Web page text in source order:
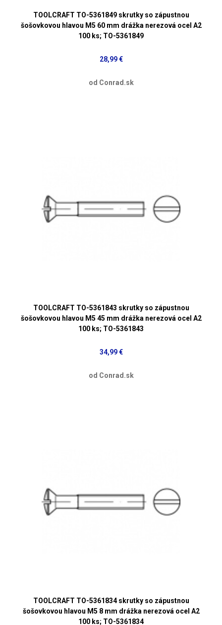
TOOLCRAFT TO-5361849 skrutky so zápustnou
šošovkovou hlavou M5 60 mm drážka nerezová ocel A2
100 ks; TO-5361849
28,99 €
od Conrad.sk
TOOLCRAFT TO-5361843 skrutky so zápustnou
šošovkovou hlavou M5 45 mm drážka nerezová ocel A2
100 ks; TO-5361843
34,99 €
od Conrad.sk
TOOLCRAFT TO-5361834 skrutky so zápustnou
šošovkovou hlavou M5 8 mm drážka nerezová ocel A2
100 ks; TO-5361834